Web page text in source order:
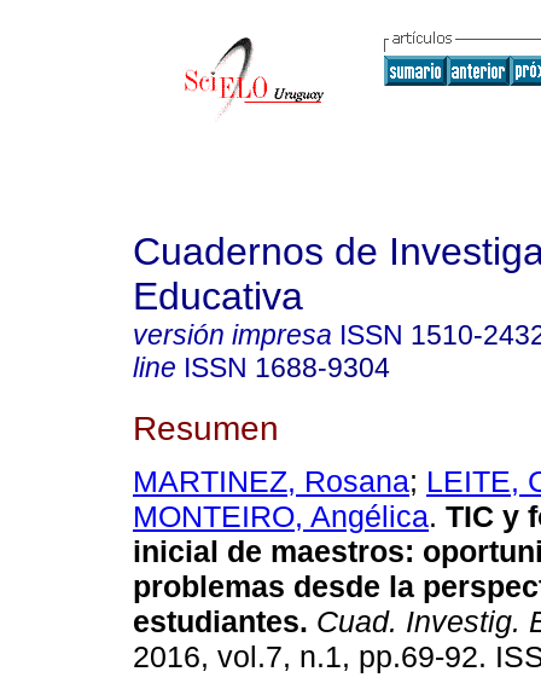
Cuadernos de
Educativa
versión impresa ISSN 1510-
line ISSN 1688-9304
Resumen
MARTINEZ, Rosana; LEITE,
MONTEIRO, Angélica. TIC y
inicial de maestros:
problemas desde la
estudiantes. Cuad. Investig.
2016, vol.7, n.1, pp.69-92.